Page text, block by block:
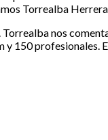
Torrealba
nos
150 profesionales.